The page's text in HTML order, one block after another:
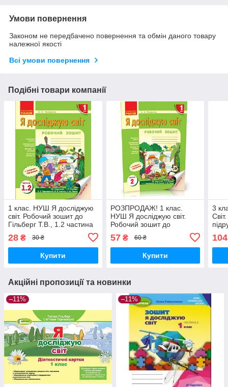
Умови повернення
Законом не передбачено повернення та обмін даного товару
належної якості
Всі умови повернення
Подібні товари компанії
1 клас. НУШ Я досліджую
світ. Робочий зошит до
Гільберг Т.В., 1.2 частина
28 ₴ 30 ₴
Купити
РОЗПРОДАЖ! 1 клас.
НУШ Я досліджую світ.
Робочий зошит до
(Назаренко А.А.), Ранок
57₴ 60 ₴
Купити
3
104
Акційні пропозиції та новинки
–11% –11%